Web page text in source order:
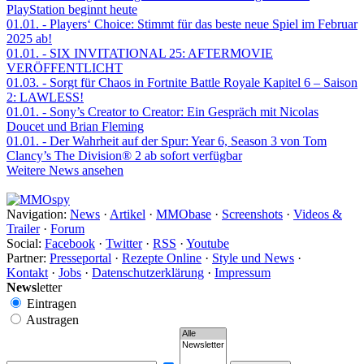
PlayStation beginnt heute
01.01. - Players‘ Choice: Stimmt für das beste neue Spiel im Februar
2025 ab!
01.01. - SIX INVITATIONAL 25: AFTERMOVIE
VERÖFFENTLICHT
01.03. - Sorgt für Chaos in Fortnite Battle Royale Kapitel 6 – Saison
2: LAWLESS!
01.01. - Sony’s Creator to Creator: Ein Gespräch mit Nicolas
Doucet und Brian Fleming
01.01. - Der Wahrheit auf der Spur: Year 6, Season 3 von Tom
Clancy’s The Division® 2 ab sofort verfügbar
Weitere News ansehen
Navigation: News · Artikel · MMObase · Screenshots · Videos &
Trailer· Forum
Social: Facebook · Twitter· RSS · Youtube
Partner: Presseportal · Rezepte Online · Style und News ·
Kontakt · Jobs · Datenschutzerklärung · Impressum
Newsletter
Eintragen
Austragen